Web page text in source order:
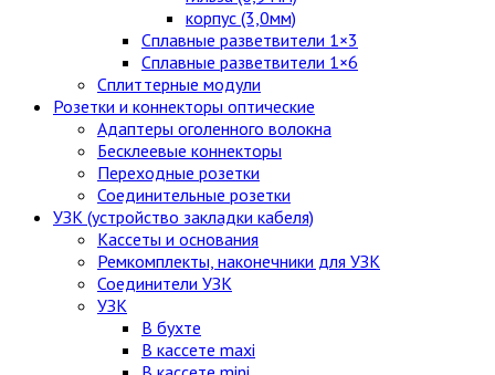
корпус (3,0мм)
Сплавные разветвители 1×3
Сплавные разветвители 1×6
Сплиттерные модули
Розетки и коннекторы оптические
Адаптеры оголенного волокна
Бесклеевые коннекторы
Переходные розетки
Соединительные розетки
УЗК (устройство закладки кабеля)
Кассеты и основания
Ремкомплекты, наконечники для УЗК
Соединители УЗК
УЗК
В бухте
В кассете maxi